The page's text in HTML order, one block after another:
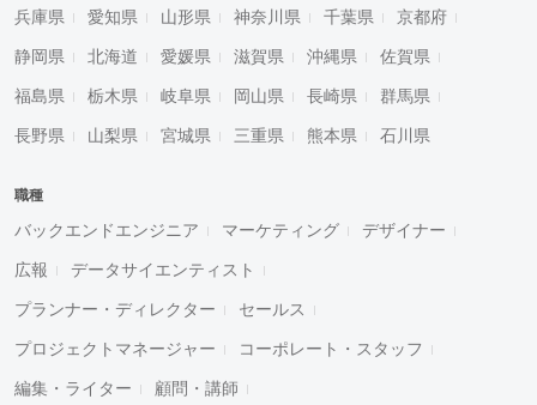
兵庫県 愛知県 山形県 神奈川県 千葉県 京都府
静岡県 北海道 愛媛県 滋賀県 沖縄県 佐賀県
福島県 栃木県 岐阜県 岡山県 長崎県 群馬県
長野県 山梨県 宮城県 三重県 熊本県 石川県
職種
バックエンドエンジニア マーケティング デザイナー
広報 データサイエンティスト
プランナー・ディレクター セールス
プロジェクトマネージャー コーポレート・スタッフ
編集・ライター 顧問・講師